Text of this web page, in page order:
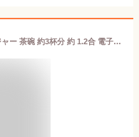
象印 保温弁当箱 ステンレスランチジャー 茶碗 約3杯分 約 1.2合 電子レンジ 対応 ブラック SL-GH18-BA